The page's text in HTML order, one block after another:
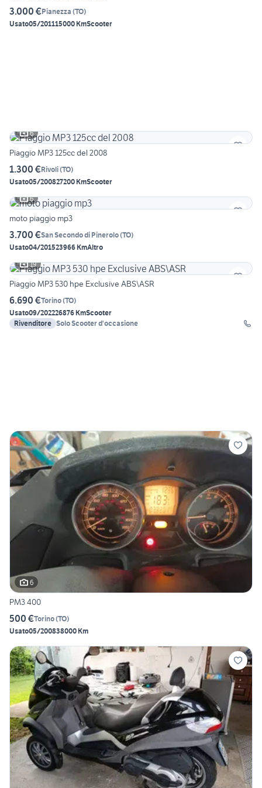
3.000 €Pianezza (TO)
Usato05/201115000 KmScooter
6
Piaggio MP3 125cc del 2008
1.300 €Rivoli(TO)
Usato05/200827200 KmScooter
6
moto piaggio mp3
3.700 €San Secondo di Pinerolo(TO)
Usato04/201523966 KmAltro
19
Piaggio MP3 530 hpe Exclusive ABS\ASR
6.690 €Torino(TO)
Usato09/202226876 KmScooter
Rivenditore Solo Scooter d'occasione
6
PM3 400
500 €Torino(TO)
Usato05/200838000 Km